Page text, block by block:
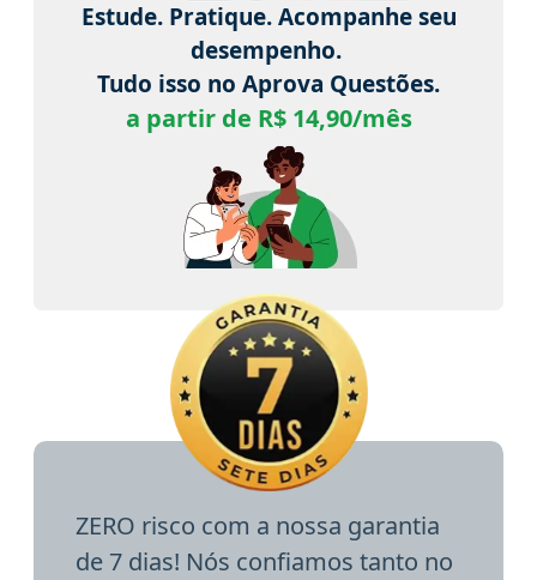
Estude. Pratique. Acompanhe seu
desempenho.
Tudo isso no Aprova Questões.
a partir de R$ 14,90/mês
ZERO risco com a nossa garantia
de 7 dias! Nós confiamos tanto no